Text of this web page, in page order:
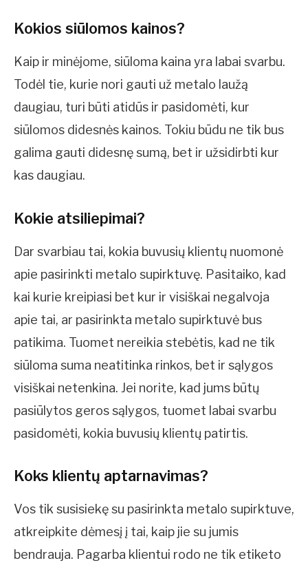
Kokios siūlomos kainos?
Kaip ir minėjome, siūloma kaina yra labai svarbu.
Todėl tie, kurie nori gauti už metalo laužą
daugiau, turi būti atidūs ir pasidomėti, kur
siūlomos didesnės kainos. Tokiu būdu ne tik bus
galima gauti didesnę sumą, bet ir užsidirbti kur
kas daugiau.
Kokie atsiliepimai?
Dar svarbiau tai, kokia buvusių klientų nuomonė
apie pasirinkti metalo supirktuvę. Pasitaiko, kad
kai kurie kreipiasi bet kur ir visiškai negalvoja
apie tai, ar pasirinkta metalo supirktuvė bus
patikima. Tuomet nereikia stebėtis, kad ne tik
siūloma suma neatitinka rinkos, bet ir sąlygos
visiškai netenkina. Jei norite, kad jums būtų
pasiūlytos geros sąlygos, tuomet labai svarbu
pasidomėti, kokia buvusių klientų patirtis.
Koks klientų aptarnavimas?
Vos tik susisiekę su pasirinkta metalo supirktuve,
atkreipkite dėmesį į tai, kaip jie su jumis
bendrauja. Pagarba klientui rodo ne tik etiketo